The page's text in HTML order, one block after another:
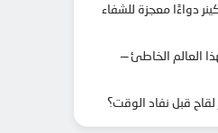
دواءًا معجزة للشفاء
العالم الخاطئ —
قبل نفاد الوقت؟